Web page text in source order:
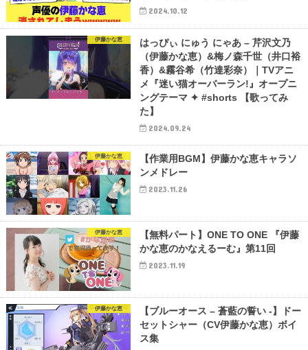
2024.10.12
伊藤かな恵
はっぴぃ にゅう にゃあ – 芹沢文乃
（伊藤かな恵）&梅ノ森千世（井口裕
香）&霧谷希（竹達彩奈）｜TVアニ
メ『迷い猫オーバーラン!』オープニ
ングテーマ ✦ #shorts 【歌ってみ
た】
2024.09.24
伊藤かな恵
【作業用BGM】伊藤かな恵キャラソ
ンメドレー
2023.11.26
伊藤かな恵
【無料パート】ONE TO ONE 『伊藤
かな恵のかなえるーむ』第11回
2023.11.19
伊藤かな恵
【ブルーオース – 蒼藍の誓い -】ドー
セットシャー（CV伊藤かな恵）ボイ
ス集